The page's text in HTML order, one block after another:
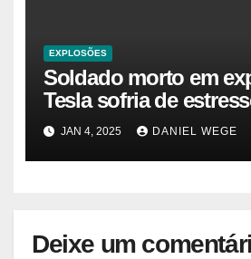
EXPLOSÕES
Soldado morto em
Tesla sofria de
traumático e temia
JAN 4, 2025 DANIEL WEGE
Deixe um